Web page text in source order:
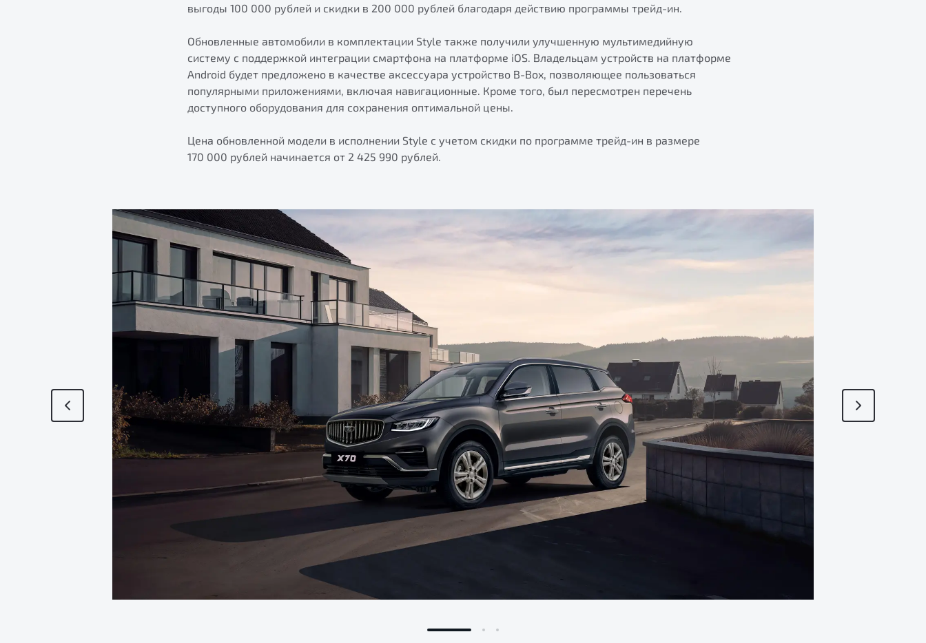
выгоды 100 000 рублей и скидки в 200 000 рублей благодаря действию программы трейд-ин.
Обновленные автомобили в комплектации Style также получили улучшенную мультимедийную
систему с поддержкой интеграции смартфона на платформе iOS. Владельцам устройств на платформе
Android будет предложено в качестве аксессуара устройство B-Box, позволяющее пользоваться
популярными приложениями, включая навигационные. Кроме того, был пересмотрен перечень
доступного оборудования для сохранения оптимальной цены.
Цена обновленной модели в исполнении Style с учетом скидки по программе трейд-ин в размере
170 000 рублей начинается от 2 425 990 рублей.